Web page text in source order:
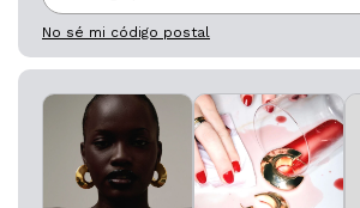
No sé mi código postal